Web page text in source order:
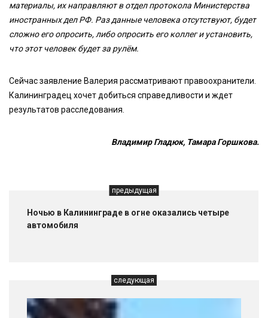
материалы, их направляют в отдел протокола Министерства
иностранных дел РФ. Раз данные человека отсутствуют, будет
сложно его опросить, либо опросить его коллег и установить,
что этот человек будет за рулём.
Сейчас заявление Валерия рассматривают правоохранители.
Калининградец хочет добиться справедливости и ждет
результатов расследования.
Владимир Гладюк, Тамара Горшкова.
предыдущая
Ночью в Калининграде в огне оказались четыре
автомобиля
следующая